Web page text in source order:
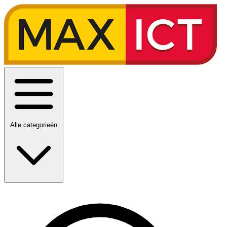
Alle categorieën